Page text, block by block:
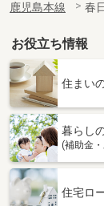
鹿児島本線
春
お役立ち情報
住まい
暮らし
(補助金
住宅ロ